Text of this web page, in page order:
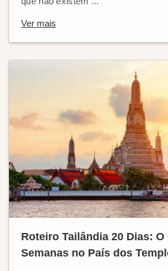
Ver mais
Roteiro Tailândia 20 Dias: O
Semanas no País dos